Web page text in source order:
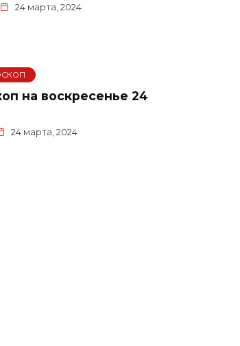
24 марта, 2024
на воскресенье 24
24 марта, 2024